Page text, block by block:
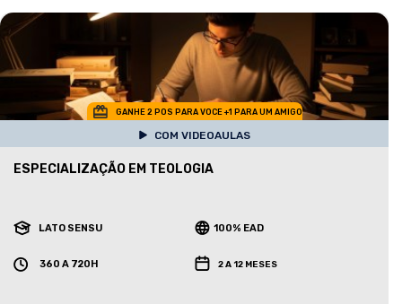
GANHE 2 POS PARA VOCE +1 PARA UM AMIGO
COM VIDEOAULAS
ESPECIALIZAÇÃO EM TEOLOGIA
LATO SENSU 100% EAD
360 A 720H 2 A 12 MESES